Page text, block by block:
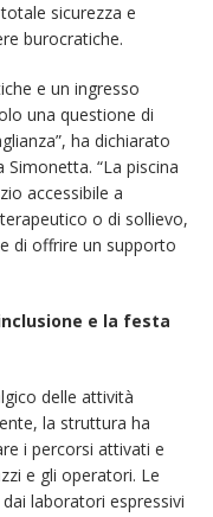
sicurezza e
burocratiche.
e un ingresso
una questione di
ha dichiarato
Simonetta. “La piscina
accessibile a
o di sollievo,
di offrire un supporto
e la festa
delle attività
la struttura ha
i percorsi attivati e
e gli operatori. Le
laboratori espressivi